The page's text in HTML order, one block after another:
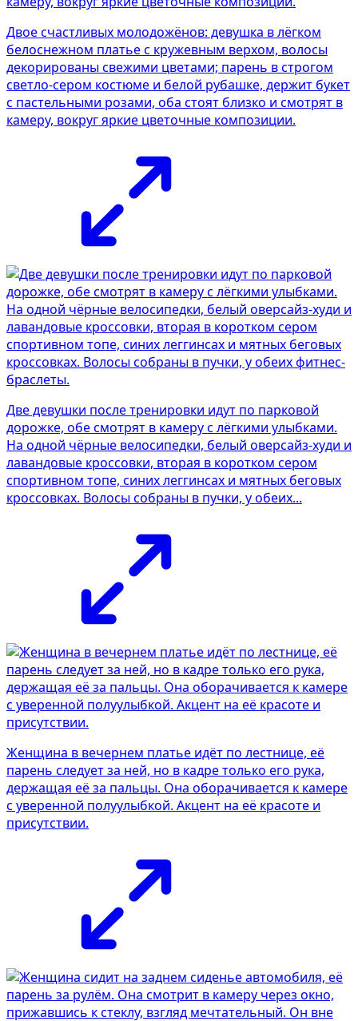
Двое счастливых молодожёнов: девушка в лёгком
белоснежном платье с кружевным верхом, волосы
декорированы свежими цветами; парень в строгом
светло-сером костюме и белой рубашке, держит букет
с пастельными розами, оба стоят близко и смотрят в
камеру, вокруг яркие цветочные композиции.
Две девушки после тренировки идут по парковой
дорожке, обе смотрят в камеру с лёгкими улыбками.
На одной чёрные велосипедки, белый оверсайз-худи и
лавандовые кроссовки, вторая в коротком сером
спортивном топе, синих леггинсах и мятных беговых
кроссовках. Волосы собраны в пучки, у обеих...
Женщина в вечернем платье идёт по лестнице, её
парень следует за ней, но в кадре только его рука,
держащая её за пальцы. Она оборачивается к камере
с уверенной полуулыбкой. Акцент на её красоте и
присутствии.